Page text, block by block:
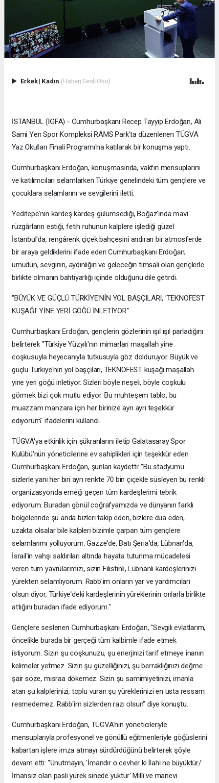
Erkek| Kadın (Haberi Sesli Oku)
İSTANBUL (İGFA) - Cumhurbaşkanı Recep Tayyip Erdoğan, Ali
Sami Yen Spor Kompleksi RAMS Park'ta düzenlenen TÜGVA
Yaz Okulları Finali Programı'na katılarak bir konuşma yaptı.
Cumhurbaşkanı Erdoğan, konuşmasında, vakfın mensuplarını
ve katılımcıları selamlarken Türkiye genelindeki tüm gençlere ve
çocuklara selamlarını ve sevgilerini iletti.
Yeditepe'nin kardeş kardeş gülümsediği, Boğaz'ında mavi
rüzgârların estiği, fetih ruhunun kalplere işlediği güzel
İstanbul'da, rengârenk çiçek bahçesini andıran bir atmosferde
bir araya geldiklerini ifade eden Cumhurbaşkanı Erdoğan;
umudun, sevginin, aydınlığın ve geleceğin timsali olan gençlerle
birlikte olmanın bahtiyarlığı içinde olduğunu dile getirdi.
"BÜYÜK VE GÜÇLÜ TÜRKİYE'NİN YOL BAŞÇILARI, 'TEKNOFEST
KUŞAĞI' YİNE YERİ GÖĞÜ İNLETİYOR"
Cumhurbaşkanı Erdoğan, gençlerin gözlerinin ışıl ışıl parladığını
belirterek "Türkiye Yüzyılı'nın mimarları maşallah yine
coşkusuyla heyecanıyla tutkusuyla göz dolduruyor. Büyük ve
güçlü Türkiye'nin yol başçıları, TEKNOFEST kuşağı maşallah
yine yeri göğü inletiyor. Sizleri böyle neşeli, böyle coşkulu
görmek bizi çok mutlu ediyor. Bu muhteşem tablo, bu
muazzam manzara için her birinize ayrı ayrı teşekkür
ediyorum" ifadelerini kullandı.
TÜGVA'ya etkinlik için şükranlarını iletip Galatasaray Spor
Kulübü'nün yöneticilerine ev sahiplikleri için teşekkür eden
Cumhurbaşkanı Erdoğan, şunları kaydetti: "Bu stadyumu
sizlerle yani her biri ayrı renkte 70 bin çiçekle süsleyen bu renkli
organizasyonda emeği geçen tüm kardeşlerimi tebrik
ediyorum. Buradan gönül coğrafyamızda ve dünyanın farklı
bölgelerinde şu anda bizleri takip eden, bizlere dua eden,
uzakta olsalar bile kalpleri bizimle çarpan tüm gençlere
selamlarımı yolluyorum. Gazze'de, Batı Şeria'da, Lübnan'da,
İsrail'in vahşi saldırıları altında hayata tutunma mücadelesi
veren tüm yavrularımızı, sizin Filistinli, Lübnanlı kardeşlerinizi
yürekten selamlıyorum. Rabb'im onların yar ve yardımcıları
olsun diyor, Türkiye'deki kardeşlerinin yüreklerinin onlarla birlikte
attığını buradan ifade ediyorum."
Gençlere seslenen Cumhurbaşkanı Erdoğan, "Sevgili evlatlarım,
öncelikle burada bir gerçeği tüm kalbimle ifade etmek
istiyorum. Sizin şu coşkunuzu, şu enerjinizi tarif etmeye inanın
kelimeler yetmez. Sizin şu güzelliğinizi, şu berraklığınızı değme
şair söze, mısraa dökemez. Sizin şu samimiyetinizi, imanla
atan şu kalplerinizi, toplu vuran şu yüreklerinizi en usta ressam
resmedemez. Rabb'im sizlerden razı olsun" diye konuştu.
Cumhurbaşkanı Erdoğan, TÜGVA'nın yöneticileriyle
mensuplarıyla profesyonel ve gönüllü eğitmenleriyle göğüslerini
kabartan işlere imza atmayı sürdürdüğünü belirterek şöyle
devam etti: "Unutmayın, 'İmandır o cevher ki İlahi ne büyüktür/
İmansız olan paslı yürek sinede yüktür' Millî ve manevi